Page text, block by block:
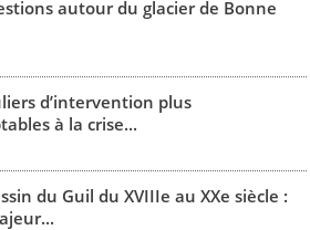
autour du glacier de Bonne
d’intervention plus
à la crise...
du Guil du XVIIIe au XXe siècle :